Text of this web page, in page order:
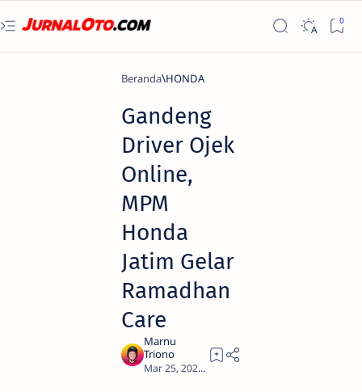
Beranda HONDA
Gandeng
Driver Ojek
Online,
MPM
Honda
Jatim Gelar
Ramadhan
Care